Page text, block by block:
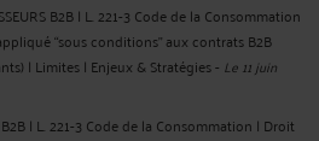
B2B | L. 221-3 Code de la Consommation
“sous conditions” aux contrats B2B
| Limites | Enjeux & Stratégies- Le 11 juin
B2B | L. 221-3 Code de la Consommation | Droit